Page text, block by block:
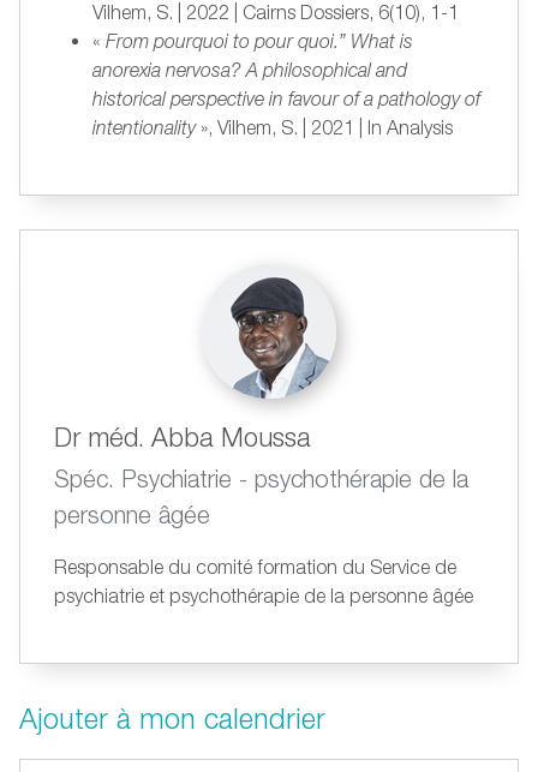
Vilhem, S. | 2022 | Cairns Dossiers, 6(10), 1-1
« From pourquoi to pour quoi.” What is
anorexia nervosa? A philosophical and
historical perspective in favour of a pathology of
intentionality», Vilhem, S. | 2021 | In Analysis
Dr méd. Abba Moussa
Spéc. Psychiatrie - psychothérapie de la
personne âgée
Responsable du comité formation du Service de
psychiatrie et psychothérapie de la personne âgée
Ajouter à mon calendrier